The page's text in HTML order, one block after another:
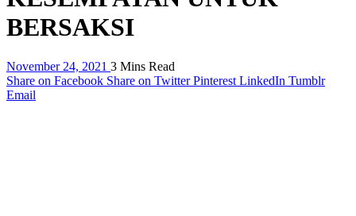
BERSAKSI
November 24, 2021 3 Mins Read
Share on Facebook Share on Twitter Pinterest LinkedIn Tumblr
Email